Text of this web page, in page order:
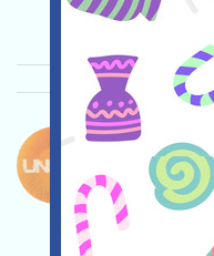
重要程度:
Unicity-
Unicity正在
項目，打开活
完成各项任务